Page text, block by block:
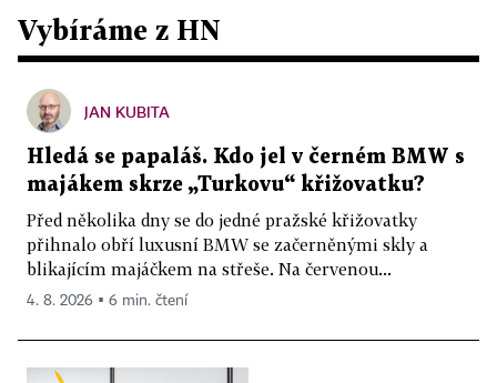
Vybíráme z HN
JAN KUBITA
Hledá se papaláš. Kdo jel v černém BMW s
majákem skrze „Turkovu“ křižovatku?
Před několika dny se do jedné pražské křižovatky
přihnalo obří luxusní BMW se začerněnými skly a
blikajícím majáčkem na střeše. Na červenou...
4. 8. 2026 ▪ 6 min. čtení